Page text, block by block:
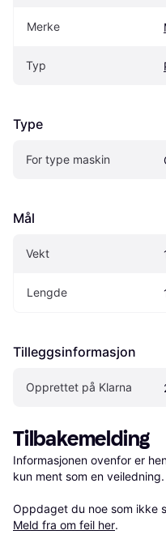
Merke
Typ
Type
For type maskin
Mål
Vekt
Lengde
Tilleggsinformasjon
Opprettet på Klarna
Tilbakemelding
Informasjonen ovenfor er
kun ment som en veiledning.
Oppdaget du noe som ikke
Meld fra om feil her.